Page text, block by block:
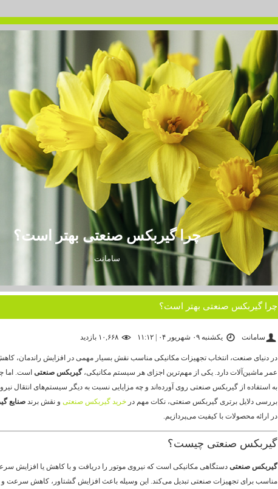
چرا گیربکس صنعتی بهتر است؟
سامانت
چرا گیربکس صنعتی بهتر است؟
سامانت یکشنبه ۰۹ شهریور ۰۴ | ۱۱:۱۲ ۱۰,۶۶۸ بازديد
در دنیای صنعت، انتخاب تجهیزات مکانیکی مناسب نقش بسیار مهمی در افزایش راندمان،
عمر ماشین‌آلات دارد. یکی از مهم‌ترین اجزای هر سیستم مکانیکی،گیربکس صنعتی است. اما
به استفاده از گیربکس صنعتی روی آورده‌اند و چه مزایایی نسبت به دیگر سیستم‌های انتقال نیرو
بررسی دلایل برتری گیربکس صنعتی، نکات مهم درخرید گیربکس صنعتی و نقش برندصنایع
در ارائه محصولات با کیفیت می‌پردازیم.
گیربکس صنعتی چیست؟
گیربکس صنعتی دستگاهی مکانیکی است که نیروی موتور را دریافت و با کاهش یا افزایش
مناسب برای تجهیزات صنعتی تبدیل می‌کند. این وسیله باعث افزایش گشتاور، کاهش سرعت و